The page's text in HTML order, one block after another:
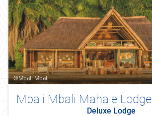
©Mbali Mbali
Mbali Mbali Mahale Lodge
Deluxe Lodge